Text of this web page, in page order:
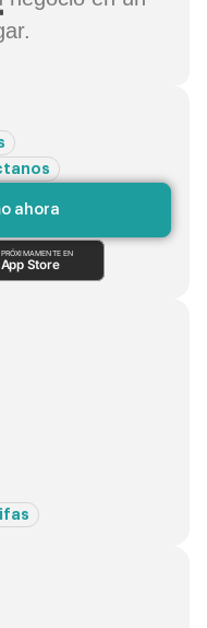
ahora
PRÓXIMAMENTE EN
App Store